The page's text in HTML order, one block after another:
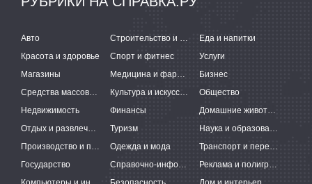
Авто Строительство и ремонт
Еда и напитки
Красота и здоровье
Спорт и фитнес
Услуги
Магазины
Медицина и фармацевтика
Бизнес
Средства массовой информации
Культура и искусство
Общество
Недвижимость
Финансы
Домашние животные
Отдых и развлечения
Туризм
Наука и образование
Производство и поставки
Одежда и мода
Транспорт и перевозки
Государство
Справочно-информационные системы
Реклама и полиграфия